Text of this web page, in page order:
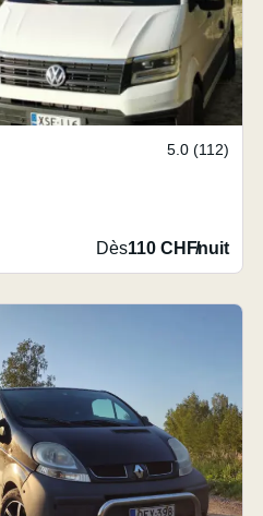
5.0 (112)
Dès110 CHF/nuit